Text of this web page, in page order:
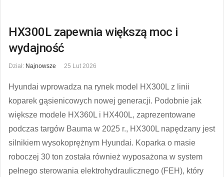
HX300L zapewnia większą moc i
wydajność
Dział: Najnowsze 25 Lut 2026
Hyundai wprowadza na rynek model HX300L z linii
koparek gąsienicowych nowej generacji. Podobnie jak
większe modele HX360L i HX400L, zaprezentowane
podczas targów Bauma w 2025 r., HX300L napędzany jest
silnikiem wysokoprężnym Hyundai. Koparka o masie
roboczej 30 ton została również wyposażona w system
pełnego sterowania elektrohydraulicznego (FEH), który